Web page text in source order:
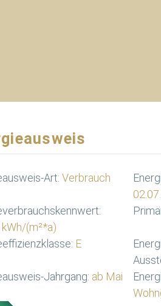
Art: Verbrauch
(m²*a)
E
Jahrgang: ab Mai